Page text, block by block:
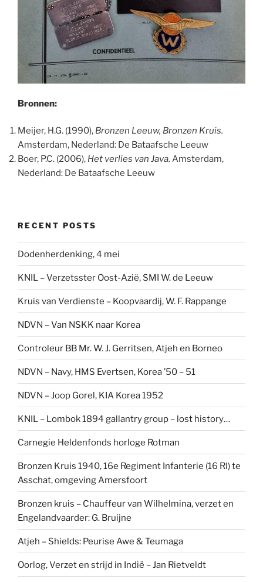
Bronnen:
Meijer, H.G. (1990), Bronzen Leeuw, Bronzen Kruis.
Amsterdam, Nederland: De Bataafsche Leeuw
Boer, P.C. (2006), Het verlies van Java. Amsterdam,
Nederland: De Bataafsche Leeuw
RECENT POSTS
Dodenherdenking, 4 mei
KNIL – Verzetsster Oost-Azië, SMI W. de Leeuw
Kruis van Verdienste – Koopvaardij, W. F. Rappange
NDVN – Van NSKK naar Korea
Controleur BB Mr. W. J. Gerritsen, Atjeh en Borneo
NDVN – Navy, HMS Evertsen, Korea ’50 – 51
NDVN – Joop Gorel, KIA Korea 1952
KNIL – Lombok 1894 gallantry group – lost history…
Carnegie Heldenfonds horloge Rotman
Bronzen Kruis 1940, 16e Regiment Infanterie (16 RI) te
Asschat, omgeving Amersfoort
Bronzen kruis – Chauffeur van Wilhelmina, verzet en
Engelandvaarder: G. Bruijne
Atjeh – Shields: Peurise Awe & Teumaga
Oorlog, Verzet en strijd in Indië – Jan Rietveldt